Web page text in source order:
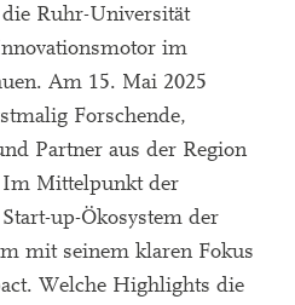
Ruhr-Universität
im
Am 15. Mai 2025
Forschende,
Partner aus der Region
Mittelpunkt der
up-Ökosystem der
mit seinem klaren Fokus
Welche Highlights die